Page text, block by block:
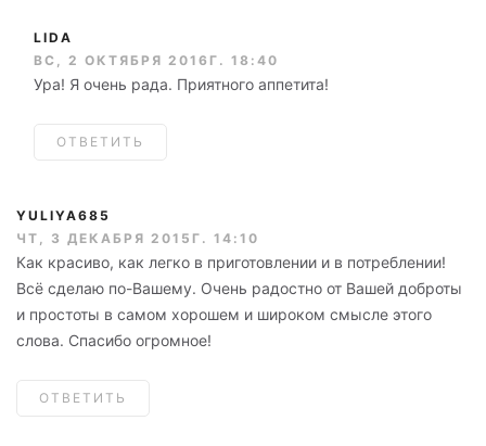
LIDA
ВС, 2 ОКТЯБРЯ 2016Г. 18:40
Ура! Я очень рада. Приятного аппетита!
ОТВЕТИТЬ
YULIYA685
ЧТ, 3 ДЕКАБРЯ 2015Г. 14:10
Как красиво, как легко в приготовлении и в потреблении!
Всё сделаю по-Вашему. Очень радостно от Вашей доброты
и простоты в самом хорошем и широком смысле этого
слова. Спасибо огромное!
ОТВЕТИТЬ